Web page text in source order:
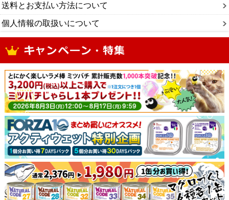
送料とお支払い方法について
個人情報の取扱いについて